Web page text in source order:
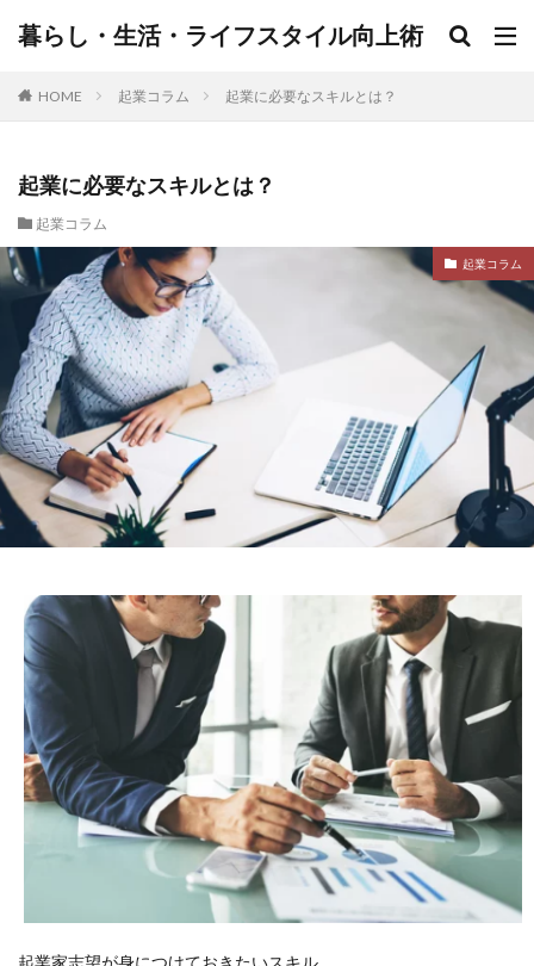
暮らし・生活・ライフスタイル向上術
HOME 起業コラム 起業に必要なスキルとは？
起業に必要なスキルとは？
起業コラム
起業コラム
起業家志望が身につけておきたいスキル